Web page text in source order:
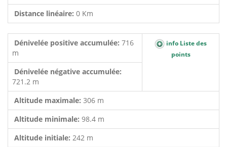
Distance linéaire: 0 Km
Dénivelée positive accumulée: 716
m
info Liste des
points
Dénivelée négative accumulée:
721.2 m
Altitude maximale: 306 m
Altitude minimale: 98.4 m
Altitude initiale: 242 m